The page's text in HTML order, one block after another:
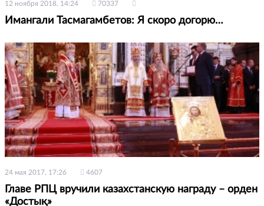
12 ноября 2018, 14:24 70337
Имангали Тасмагамбетов: Я скоро догорю…
24 мая 2017, 17:26 4607
Главе РПЦ вручили казахстанскую награду – орден
«Достық»